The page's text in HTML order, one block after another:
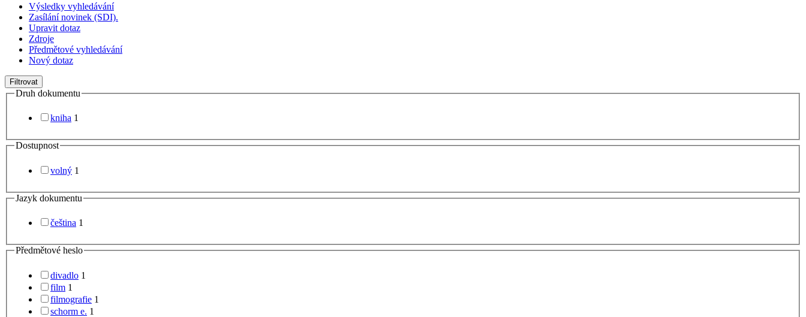
Výsledky vyhledávání
Zasílání novinek (SDI).
Upravit dotaz
Zdroje
Předmětové vyhledávání
Nový dotaz
Filtrovat
Druh dokumentu
kniha 1
Dostupnost
volný 1
Jazyk dokumentu
čeština 1
Předmětové heslo
divadlo 1
film 1
filmografie 1
schorm e. 1